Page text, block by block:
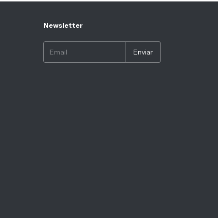
Newsletter